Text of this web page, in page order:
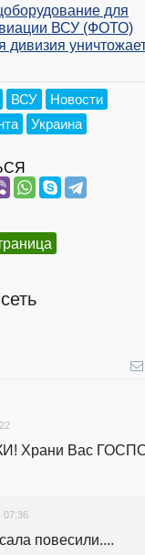
для
ВСУ (ФОТО)
дивизия
ВСУ
Новости
Украина
Храни Вас
07:36
повесили....